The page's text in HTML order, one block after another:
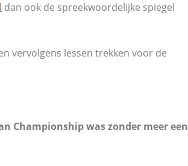
dan ook de spreekwoordelijke spiegel
vervolgens lessen trekken voor de
Championship was zonder meer een